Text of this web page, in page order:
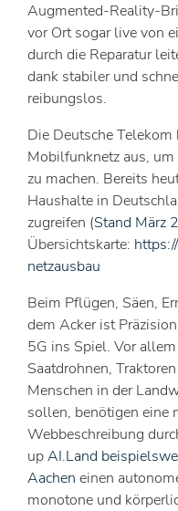
Augmented-Reality-
vor Ort sogar live von
durch die Reparatur
dank stabiler und
reibungslos.
Die Deutsche
Mobilfunknetz aus,
zu machen. Bereits
Haushalte in
zugreifen (Stand März
Übersichtskarte:
netzausbau
Beim Pflügen, Säen,
dem Acker ist
5G ins Spiel. Vor
Saatdrohnen,
Menschen in der
sollen, benötigen eine
Webbeschreibung
upAI.Land
Aachen einen
monotone und